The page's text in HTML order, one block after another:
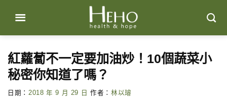
content
紅蘿蔔不一定要加油炒！10個蔬菜小
秘密你知道了嗎？
日期： 2018 年 9 月 29 日 作者： 林以璿